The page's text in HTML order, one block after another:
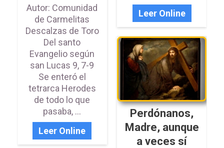
Leer Online
Autor: Comunidad
de Carmelitas
Descalzas de Toro
Del santo
Evangelio según
san Lucas 9, 7-9
Se enteró el
tetrarca Herodes
de todo lo que
pasaba, ...
Leer Online
Perdónanos,
Madre, aunque
a veces sí